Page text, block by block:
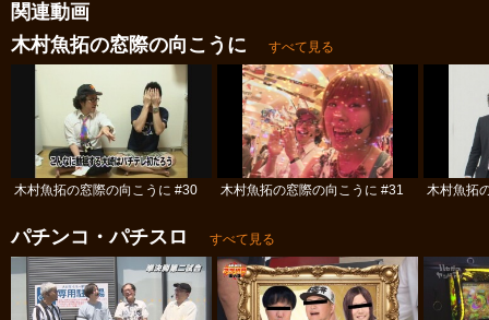
関連動画
木村魚拓の窓際の向こうに
すべて見る
木村魚拓の窓際の向こうに #30 木村魚拓の窓際の向こうに #31 木村魚拓
パチンコ・パチスロ すべて見る